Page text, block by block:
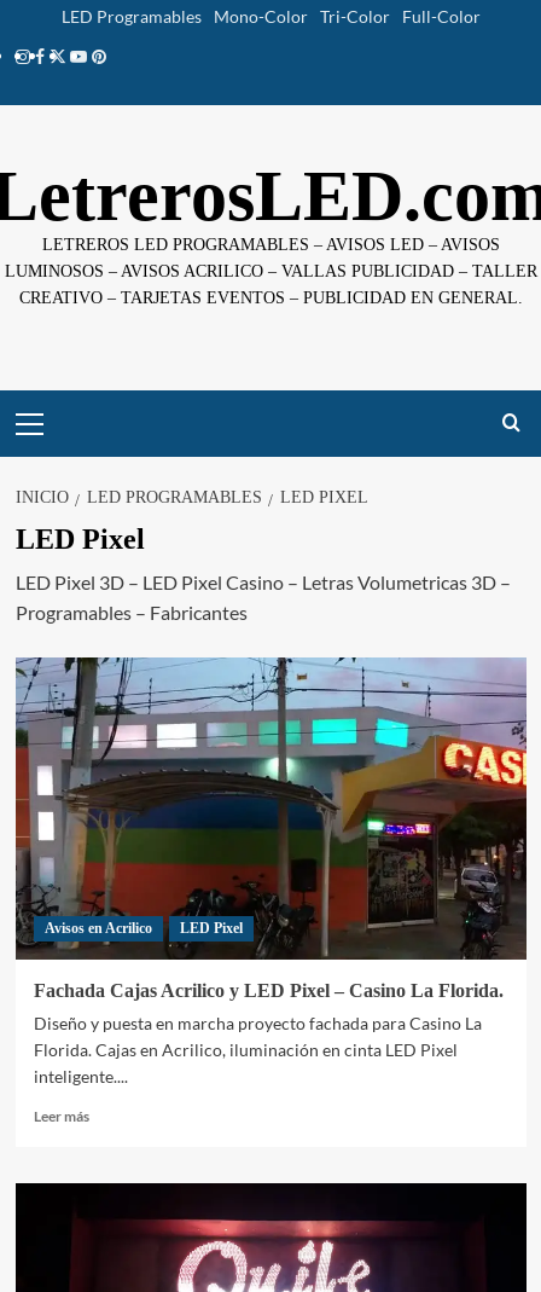
LED Programables Mono-Color Tri-Color
Full-Color
Instagram
facebook
twitter
youtube
pinterest
LETREROS LED PROGRAMABLES – AVISOS LED – AVISOS
LUMINOSOS – AVISOS ACRILICO – VALLAS PUBLICIDAD – TALLER
CREATIVO – TARJETAS EVENTOS – PUBLICIDAD EN GENERAL.
principal
INICIO LED PROGRAMABLES LED PIXEL
LED Pixel
LED Pixel 3D – LED Pixel Casino – Letras Volumetricas 3D –
Programables – Fabricantes
Avisos en Acrilico LED Pixel
Fachada Cajas Acrilico y LED Pixel – Casino La Florida.
Diseño y puesta en marcha proyecto fachada para Casino La
Florida. Cajas en Acrilico, iluminación en cinta LED Pixel
inteligente....
Leer másLeer
Fachada